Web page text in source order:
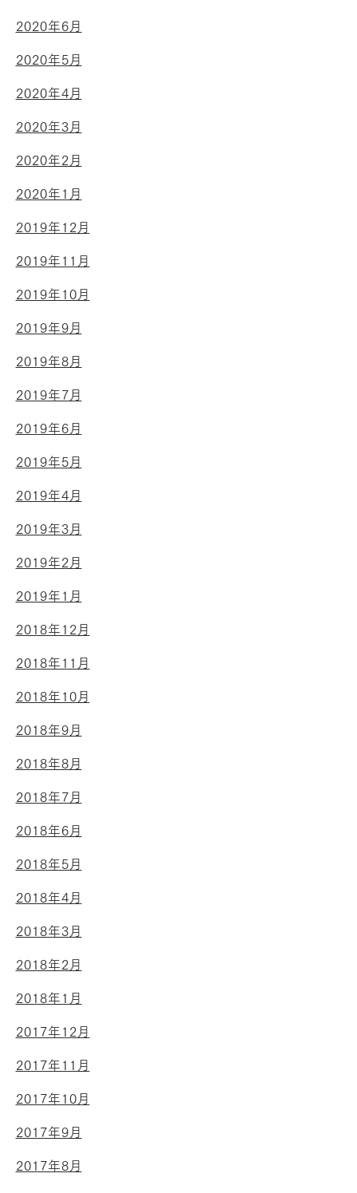
2020年6月
2020年5月
2020年4月
2020年3月
2020年2月
2020年1月
2019年12月
2019年11月
2019年10月
2019年9月
2019年8月
2019年7月
2019年6月
2019年5月
2019年4月
2019年3月
2019年2月
2019年1月
2018年12月
2018年11月
2018年10月
2018年9月
2018年8月
2018年7月
2018年6月
2018年5月
2018年4月
2018年3月
2018年2月
2018年1月
2017年12月
2017年11月
2017年10月
2017年9月
2017年8月